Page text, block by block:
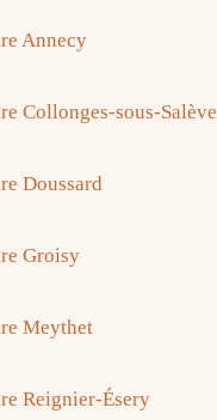
Annecy
Collonges-sous-Salève
Doussard
Groisy
Meythet
Reignier-Ésery